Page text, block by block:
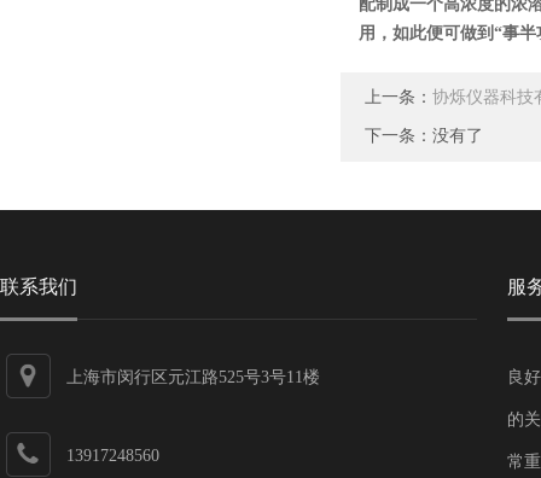
配制成一个高浓度的浓
用，如此便可做到“事半
上一条： 协烁仪器科技
下一条：没有了
联系我们
上海市闵行区元江路525号3号11楼
13917248560
服
良
的
常